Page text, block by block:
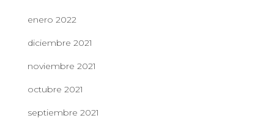
enero 2022
diciembre 2021
noviembre 2021
octubre 2021
septiembre 2021